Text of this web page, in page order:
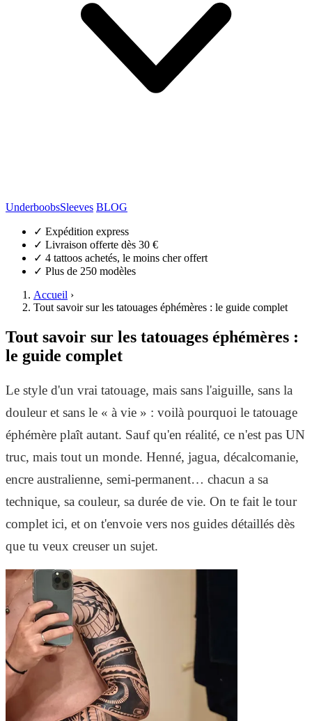
UnderboobsSleeves BLOG
✓ Expédition express
✓ Livraison offerte dès 30 €
✓ 4 tattoos achetés, le moins cher offert
✓ Plus de 250 modèles
Accueil ›
Tout savoir sur les tatouages éphémères : le guide complet
Tout savoir sur les tatouages éphémères :
le guide complet
Le style d'un vrai tatouage, mais sans l'aiguille, sans la
douleur et sans le « à vie » : voilà pourquoi le tatouage
éphémère plaît autant. Sauf qu'en réalité, ce n'est pas UN
truc, mais tout un monde. Henné, jagua, décalcomanie,
encre australienne, semi-permanent… chacun a sa
technique, sa couleur, sa durée de vie. On te fait le tour
complet ici, et on t'envoie vers nos guides détaillés dès
que tu veux creuser un sujet.